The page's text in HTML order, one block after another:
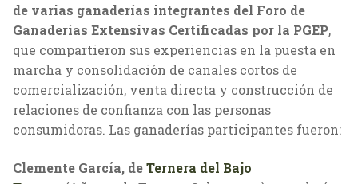
de varias ganaderías integrantes del Foro de
Ganaderías Extensivas Certificadas por la PGEP,
que compartieron sus experiencias en la puesta en
marcha y consolidación de canales cortos de
comercialización, venta directa y construcción de
relaciones de confianza con las personas
consumidoras. Las ganaderías participantes fueron:
Clemente García, deTernera del Bajo